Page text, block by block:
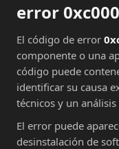
error
El código de error
componente o una
código puede
identificar su causa
técnicos y un
El error puede
desinstalación de